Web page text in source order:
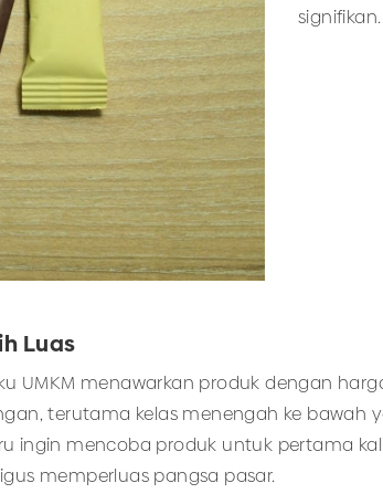
signifikan.
Luas
UMKM menawarkan produk dengan
terutama kelas menengah ke bawah
ingin mencoba produk untuk pertama
memperluas pangsa pasar.